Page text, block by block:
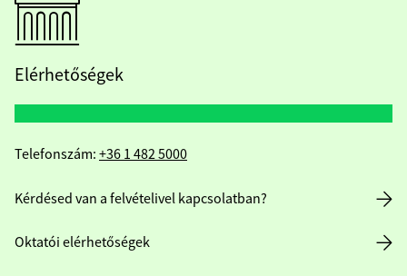
Elérhetőségek
Telefonszám: +36 1 482 5000
Kérdésed van a felvételivel kapcsolatban?
Oktatói elérhetőségek